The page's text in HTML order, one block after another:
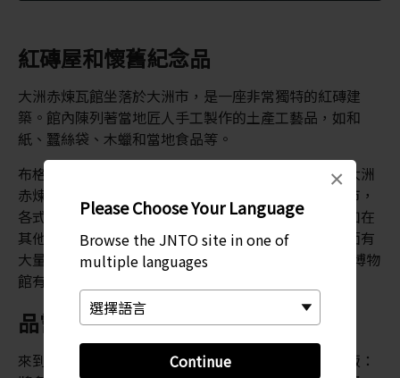
Please Choose Your Language
Browse the JNTO site in one of
multiple languages
Continue
×
紅磚屋和懷舊紀念品
大洲赤煉瓦館坐落於大洲市，是一座非常獨特的紅磚建
築。館內陳列著當地匠人手工製作的土產工藝品，如和
紙、蠶絲袋、木蠟和當地食品等。
布格本橫丁既是一個懷舊市場，也是一座博物館，與大洲
赤煉瓦館僅一牆之隔。布格本橫丁只在指定的周日開市，
各式商販售賣小吃和進行遊戲，整條外街熱鬧非凡。如在
其他時間，可以造訪布格本橫丁的一家小博物館，裡面有
大量來自昭和時代（1926-1989 年） 的收藏品。這家博物
館有一間娛樂室、一間理髮店還有一個車庫。
品嘗當地美食
來到此地，建議一定要嘗嘗當地的特色美食栗子燉肉飯：